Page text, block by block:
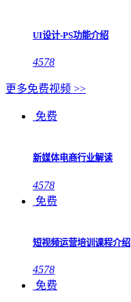
UI设计-PS功能介绍
4578
更多免费视频 >>
免费
新媒体电商行业解读
4578
免费
短视频运营培训课程介绍
4578
免费